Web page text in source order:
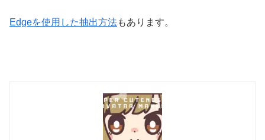
Edgeを使用した抽出方法もあります。